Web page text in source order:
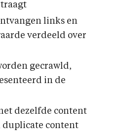
links en
verdeeld over
gecrawld,
in de
dezelfde content
content